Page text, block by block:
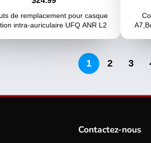
de remplacement pour casque
intra-auriculaire UFQ ANR L2
1 2 3
Contactez-nous